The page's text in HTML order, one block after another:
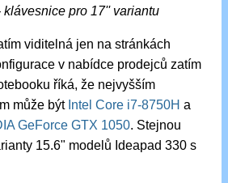
pro 17'' variantu
viditelná jen na stránkách
v nabídce prodejců zatím
říká, že nejvyšším
může být Intel Core i7-8750H a
GeForce GTX 1050. Stejnou
15.6" modelů Ideapad 330 s